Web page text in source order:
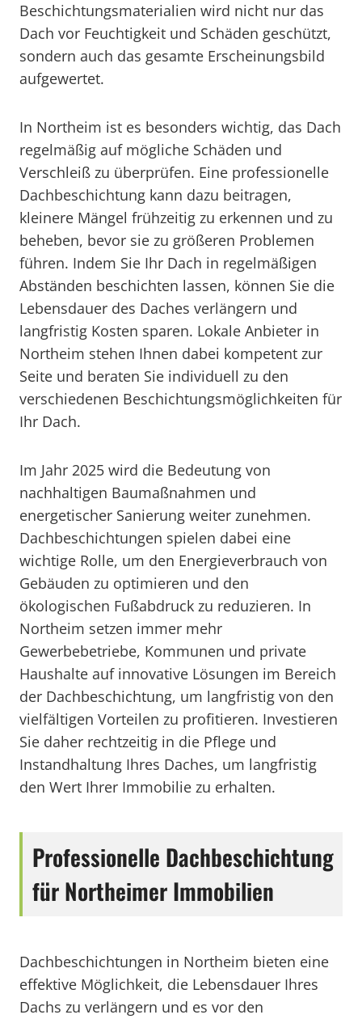
Beschichtungsmaterialien wird nicht nur das
Dach vor Feuchtigkeit und Schäden geschützt,
sondern auch das gesamte Erscheinungsbild
aufgewertet.
In Northeim ist es besonders wichtig, das Dach
regelmäßig auf mögliche Schäden und
Verschleiß zu überprüfen. Eine professionelle
Dachbeschichtung kann dazu beitragen,
kleinere Mängel frühzeitig zu erkennen und zu
beheben, bevor sie zu größeren Problemen
führen. Indem Sie Ihr Dach in regelmäßigen
Abständen beschichten lassen, können Sie die
Lebensdauer des Daches verlängern und
langfristig Kosten sparen. Lokale Anbieter in
Northeim stehen Ihnen dabei kompetent zur
Seite und beraten Sie individuell zu den
verschiedenen Beschichtungsmöglichkeiten für
Ihr Dach.
Im Jahr 2025 wird die Bedeutung von
nachhaltigen Baumaßnahmen und
energetischer Sanierung weiter zunehmen.
Dachbeschichtungen spielen dabei eine
wichtige Rolle, um den Energieverbrauch von
Gebäuden zu optimieren und den
ökologischen Fußabdruck zu reduzieren. In
Northeim setzen immer mehr
Gewerbebetriebe, Kommunen und private
Haushalte auf innovative Lösungen im Bereich
der Dachbeschichtung, um langfristig von den
vielfältigen Vorteilen zu profitieren. Investieren
Sie daher rechtzeitig in die Pflege und
Instandhaltung Ihres Daches, um langfristig
den Wert Ihrer Immobilie zu erhalten.
Professionelle Dachbeschichtung
für Northeimer Immobilien
Dachbeschichtungen in Northeim bieten eine
effektive Möglichkeit, die Lebensdauer Ihres
Dachs zu verlängern und es vor den